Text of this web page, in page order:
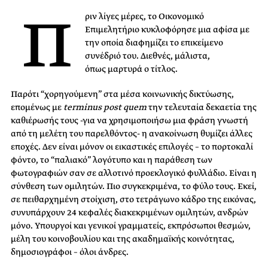
Π
ριν λίγες μέρες, το Οικονομικό
Επιμελητήριο κυκλοφόρησε μια αφίσα με
την οποία διαφημίζει το επικείμενο
συνέδριό του. Διεθνές, μάλιστα,
όπως μαρτυρά ο τίτλος.
Παρότι “χορηγούμενη” στα μέσα κοινωνικής δικτύωσης,
επομένως με terminus post quemτην τελευταία δεκαετία της
καθιέρωσής τους -για να χρησιμοποιήσω μια φράση γνωστή
από τη μελέτη του παρελθόντος- η ανακοίνωση θυμίζει άλλες
εποχές. Δεν είναι μόνον οι εικαστικές επιλογές – το πορτοκαλί
φόντο, το “παλιακό” λογότυπο και η παράθεση των
φωτογραφιών σαν σε αλλοτινό προεκλογικό φυλλάδιο. Είναι η
σύνθεση των ομιλητών. Πιο συγκεκριμένα, το φύλο τους. Εκεί,
σε πειθαρχημένη στοίχιση, στο τετράγωνο κάδρο της εικόνας,
συνυπάρχουν 24 κεφαλές διακεκριμένων ομιλητών, ανδρών
μόνο. Υπουργοί και γενικοί γραμματείς, εκπρόσωποι θεσμών,
μέλη του κοινοβουλίου και της ακαδημαϊκής κοινότητας,
δημοσιογράφοι – όλοι άνδρες.